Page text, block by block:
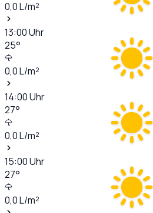
0,0L/m²
13:00Uhr
25°
0,0L/m²
14:00Uhr
27°
0,0L/m²
15:00Uhr
27°
0,0L/m²